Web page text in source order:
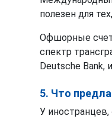
полезен для
Офшорные
спектр
Deutsche Bank,
5. Что
У